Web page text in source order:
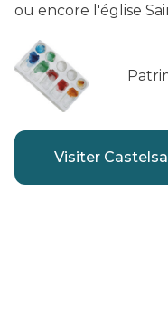
ou encore l'église
Visiter